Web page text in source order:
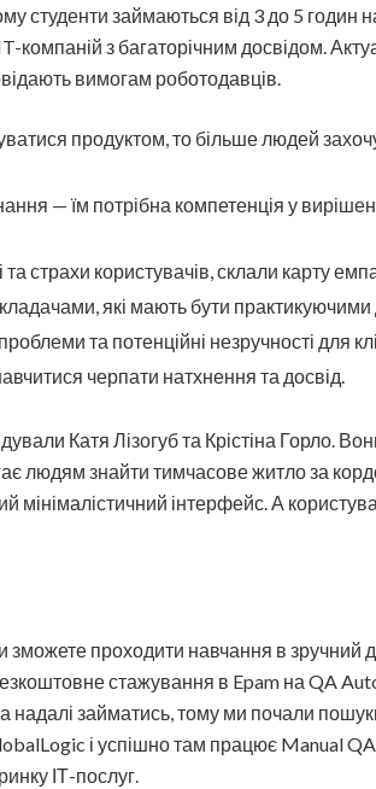
студенти займаються від 3 до 5 годин
компаній з багаторічним досвідом.
вимогам роботодавців.
продуктом, то більше людей
— їм потрібна компетенція у
страхи користувачів, склали карту
які мають бути
та потенційні незручності для
черпати натхнення та досвід.
Катя Лізогуб та Крістіна Горло.
людям знайти тимчасове житло за
мінімалістичний інтерфейс. А
зможете проходити навчання в зручний
стажування в Epam на QA
надалі займатись, тому ми почали
і успішно там працює Manual
ІТ-послуг.